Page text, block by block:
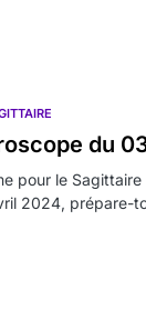
du
pour le
2024, prépare-